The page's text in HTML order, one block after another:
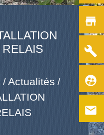
/Actualités /
store
build
supervised_user_circle
email